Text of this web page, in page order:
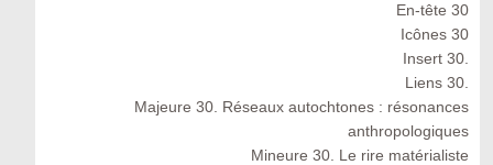
En-tête 30
Icônes 30
Insert 30.
Liens 30.
Majeure 30. Réseaux autochtones : résonances
anthropologiques
Mineure 30. Le rire matérialiste